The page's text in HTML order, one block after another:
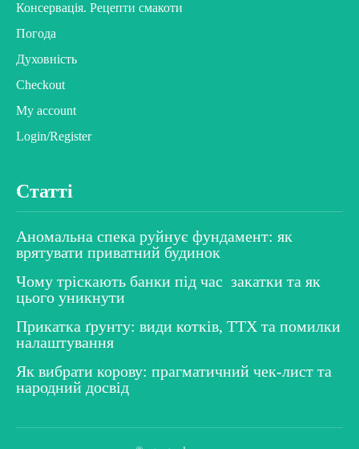
Консервація. Рецепти смакоти
Погода
Духовність
Checkout
My account
Login/Register
Статті
Аномальна спека руйнує фундамент: як
врятувати приватний будинок
Чому тріскають банки під час закатки та як
цього уникнути
Прикатка ґрунту: види котків, ТТХ та помилки
налаштування
Як вибрати корову: прагматичний чек-лист та
народний досвід